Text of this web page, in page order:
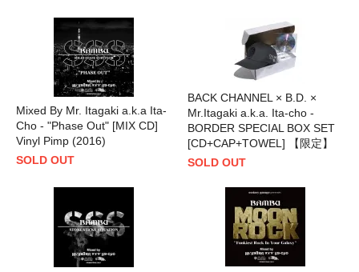
Mixed By Mr. Itagaki a.k.a Ita-
Cho - "Phase Out" [MIX CD]
Vinyl Pimp (2016)
SOLD OUT
BACK CHANNEL × B.D. ×
Mr.Itagaki a.k.a. Ita-cho -
BORDER SPECIAL BOX SET
[CD+CAP+TOWEL] 【限定】
SOLD OUT